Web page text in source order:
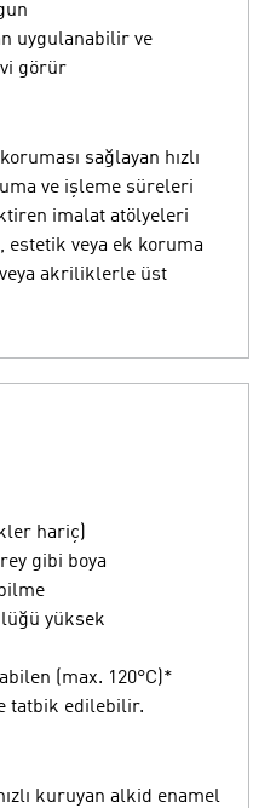
uygulanabilir ve
görür
sağlayan hızlı
ve işleme süreleri
imalat atölyeleri
estetik veya ek koruma
akriliklerle üst
hariç)
gibi boya
yüksek
(max. 120°C)*
tatbik edilebilir.
kuruyan alkid enamel